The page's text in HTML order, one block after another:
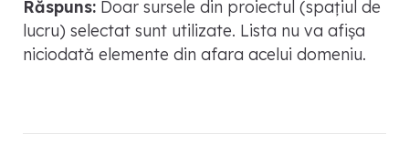
Răspuns: Doar sursele din proiectul (spațiul de
lucru) selectat sunt utilizate. Lista nu va afișa
niciodată elemente din afara acelui domeniu.